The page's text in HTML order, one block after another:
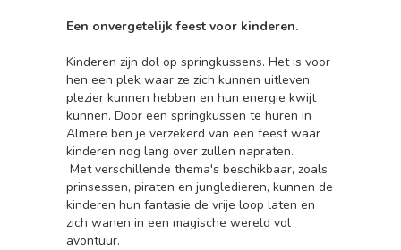
Een onvergetelijk feest voor kinderen.
Kinderen zijn dol op springkussens. Het is voor
hen een plek waar ze zich kunnen uitleven,
plezier kunnen hebben en hun energie kwijt
kunnen. Door een springkussen te huren in
Almere ben je verzekerd van een feest waar
kinderen nog lang over zullen napraten.
Met verschillende thema's beschikbaar, zoals
prinsessen, piraten en jungledieren, kunnen de
kinderen hun fantasie de vrije loop laten en
zich wanen in een magische wereld vol
avontuur.